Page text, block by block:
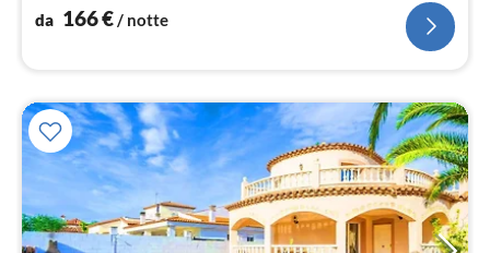
da 166€/ notte